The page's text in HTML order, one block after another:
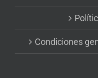
Condiciones